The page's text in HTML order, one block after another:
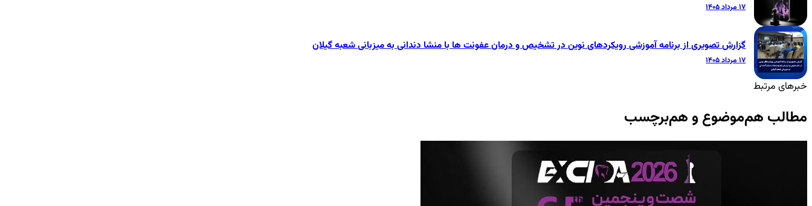
۱۷ مرداد ۱۴۰۵
گزارش تصویری از برنامه آموزشی رویکردهای نوین در تشخیص و درمان عفونت ها با منشا دندانی به میزبانی شعبه گیلان
۱۷ مرداد ۱۴۰۵
خبرهای مرتبط
مطالب هم‌موضوع و هم‌برچسب